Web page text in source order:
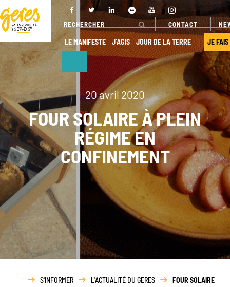
CONTACT
LE MANIFESTE J’AGIS JOUR DE LA TERRE JE FAIS
NOUS
DÉCOUVRIR
Qui sommes-
nous ?
Gouvernance
Transparence
Nos
partenaires
Nos réseaux
Rapport
d’activité
NOS ACTIONS
Pays
d’intervention
Nos projets
Nos
expertises
Offres de
services
20 avril 2020
FOUR SOLAIRE À PLEIN
RÉGIME EN
CONFINEMENT
S'INFORMER L'ACTUALITÉ DU GERES
FOUR SOLAIRE